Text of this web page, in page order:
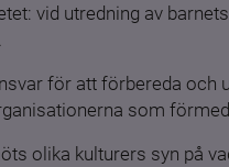
vid utredning av
för att förbereda
som
olika kulturers syn på